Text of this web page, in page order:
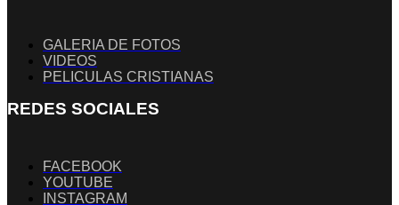
GALERIA DE FOTOS
VIDEOS
PELICULAS CRISTIANAS
REDES SOCIALES
FACEBOOK
YOUTUBE
INSTAGRAM